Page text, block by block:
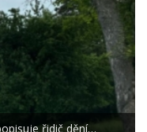
řidič dění…